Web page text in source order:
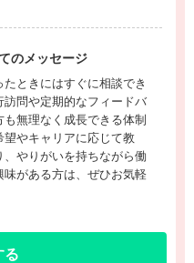
のメッセージ
ときにはすぐに相談でき
問や定期的なフィードバ
無理なく成長できる体制
やキャリアに応じて教
やりがいを持ちながら働
味がある方は、ぜひお気軽
る